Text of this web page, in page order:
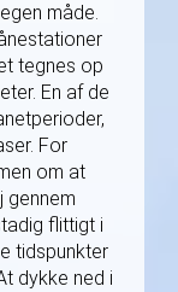
måde.
tegnes op
En af de
For
om at
gennem
flittigt i
tidspunkter
dykke ned i